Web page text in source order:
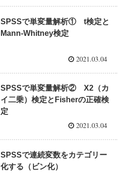
SPSSで単変量解析① t検定と
Mann-Whitney検定
2021.03.04
SPSSで単変量解析② X2（カ
イ二乗）検定とFisherの正確検
定
2021.03.04
SPSSで連続変数をカテゴリー
化する（ビン化）